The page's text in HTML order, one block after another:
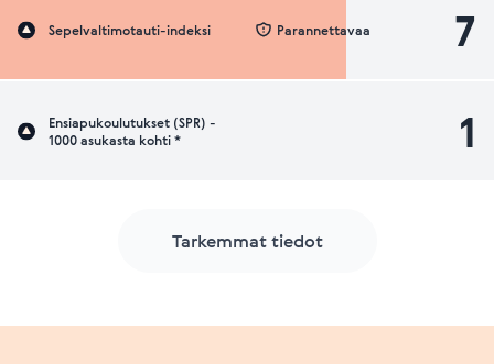
Sepelvaltimotauti-indeksi 7
Parannettavaa
Ensiapukoulutukset (SPR) -
1000 asukasta kohti *
1
Tarkemmat tiedot